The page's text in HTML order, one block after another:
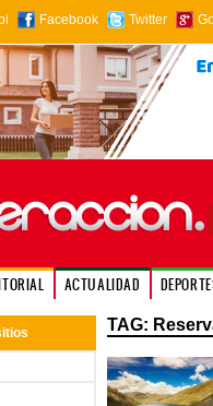
Facebook Twitter
ACTUALIDAD
TAG: